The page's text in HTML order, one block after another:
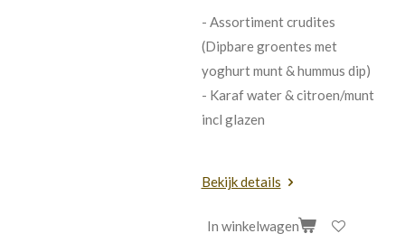
- Assortiment crudites
(Dipbare groentes met
yoghurt munt & hummus dip)
- Karaf water & citroen/munt
incl glazen
Bekijk details
In winkelwagen